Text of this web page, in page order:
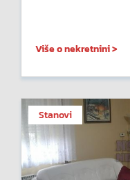
Više o nekretnini >
Stanovi